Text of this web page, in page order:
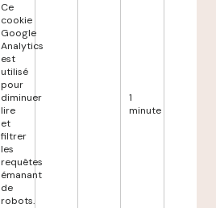
Ce
cookie
Google
Analytics
est
utilisé
pour
diminuer
lire
et
filtrer
les
requêtes
émanant
de
robots.
1
minute